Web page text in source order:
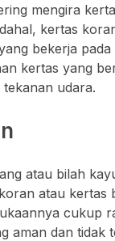
mengira
kertas
bekerja
kertas yang
udara.
atau bilah
atau kertas
cukup
aman dan tidak